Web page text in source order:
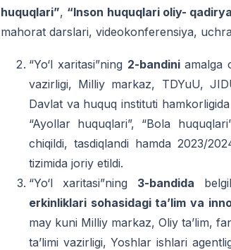
huquqlari”, “Inson huquqlari oliy-
mahorat darslari, videokonferensiya,
“Yo‘l xaritasi”ning 2-bandini amalga
vazirligi, Milliy markaz, TDYuU,
Davlat va huquq instituti
“Ayollar huquqlari”, “Bola
chiqildi, tasdiqlandi hamda 2023/
tizimida joriy etildi.
“Yo‘l xaritasi”ning 3-bandida
erkinliklari sohasidagi ta’lim va
may kuni Milliy markaz, Oliy ta’lim,
ta’limi vazirligi, Yoshlar ishlari